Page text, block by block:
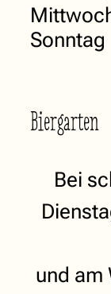
Sonntag
Biergarten
Bei
und am